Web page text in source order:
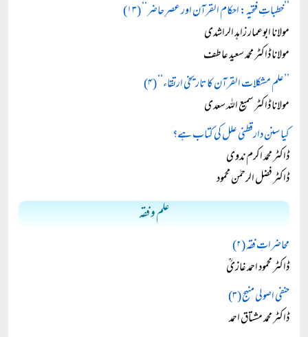
’’خطباتِ فتحیہ: احکام القرآن اور عصرِ حاضر‘‘ (۱۳)
مولانا ابوعمار زاہد الراشدی
مولانا ڈاکٹر محمد سعید عاطف
’’علم مشکلات القرآن کا تاریخی ارتقاء‘‘ (۴)
مولانا ڈاکٹر سمیع اللہ سعدی
کیا سنن دارقطنی علل کی کتاب ہے؟
ڈاکٹر محمد اکرم ندوی
ڈاکٹر فضل الرحمٰن محمود
علم و فقہ
محاضراتِ فقہ (۲)
ڈاکٹر محمود احمد غازیؒ
حنفی اصولی منہج (۳)
ڈاکٹر محمد مشتاق احمد